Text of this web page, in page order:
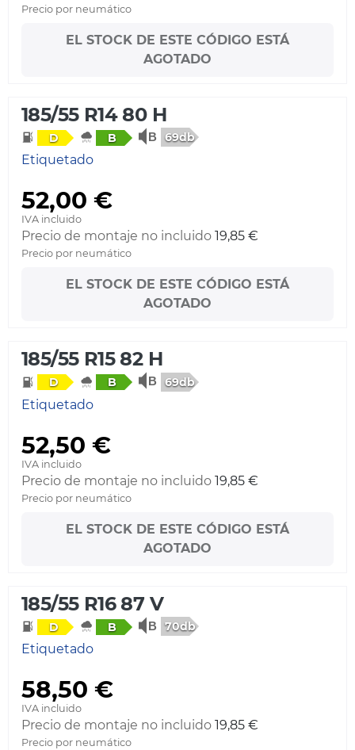
Precio por neumático
EL STOCK DE ESTE CÓDIGO ESTÁ
AGOTADO
185/55 R14 80 H
D B 69db
Etiquetado
52,00 €
IVA incluido
Precio de montaje no incluido 19,85 €
Precio por neumático
EL STOCK DE ESTE CÓDIGO ESTÁ
AGOTADO
185/55 R15 82 H
D B 69db
Etiquetado
52,50 €
IVA incluido
Precio de montaje no incluido 19,85 €
Precio por neumático
EL STOCK DE ESTE CÓDIGO ESTÁ
AGOTADO
185/55 R16 87 V
D B 70db
Etiquetado
58,50 €
IVA incluido
Precio de montaje no incluido 19,85 €
Precio por neumático